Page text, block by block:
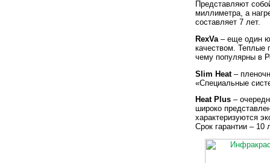
Представляют
миллиметра, а
составляет 7 лет.
RexVa – еще один
качеством. Теплые
чему популярны в
Slim Heat–
«Специальные
Heat Plus –
широко
характеризуются
Срок гарантии – 10